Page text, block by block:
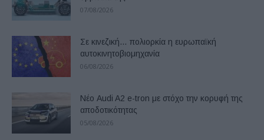
07/08/2026
Σε κινεζική… πολιορκία η ευρωπαϊκή
αυτοκινητοβιομηχανία
06/08/2026
Νέο Audi A2 e-tron με στόχο την κορυφή της
αποδοτικότητας
05/08/2026